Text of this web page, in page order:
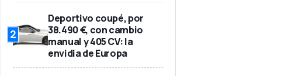
2
Deportivo coupé, por
38.490 €, con cambio
manual y 405 CV: la
envidia de Europa